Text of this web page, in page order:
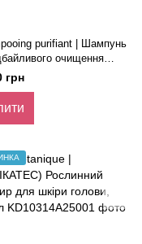
purifiant | Шампунь
очищення
шкіри голови, 400 мл
грн